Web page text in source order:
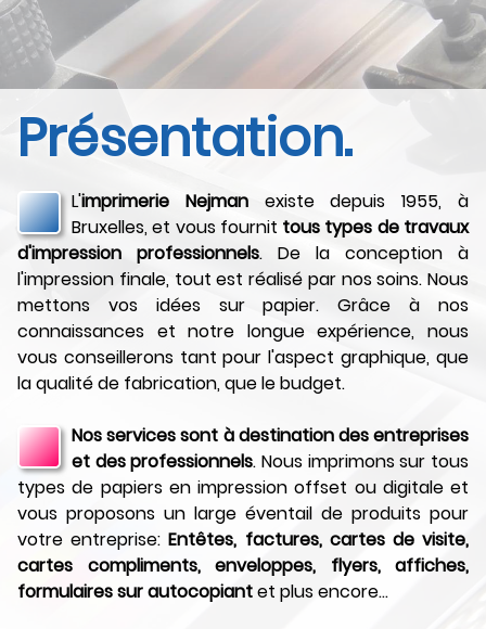
Présentation.
L'imprimerie Nejmanexiste depuis 1955, à
Bruxelles, et vous fournit tous types de travaux
d'impression professionnels. De la conception à
l'impression finale, tout est réalisé par nos soins. Nous
mettons vos idées sur papier. Grâce à nos
connaissances et notre longue expérience, nous
vous conseillerons tant pour l'aspect graphique, que
la qualité de fabrication, que le budget.
Nos services sont à destination des entreprises
et des professionnels. Nous imprimons sur tous
types de papiers en impression offset ou digitale et
vous proposons un large éventail de produits pour
votre entreprise:Entêtes, factures, cartes de visite,
cartes compliments, enveloppes, flyers, affiches,
formulaires sur autocopiantet plus encore...